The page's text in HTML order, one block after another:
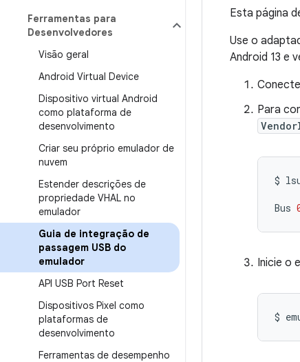
Ferramentas para
Desenvolvedores
Visão geral
Android Virtual Device
Dispositivo virtual Android
como plataforma de
desenvolvimento
Criar seu próprio emulador de
nuvem
Estender descrições de
propriedade VHAL no
emulador
Guia de integração de
passagem USB do
emulador
API USB Port Reset
Dispositivos Pixel como
plataformas de
desenvolvimento
Ferramentas de desempenho
Esta página
Use o
Android 13 e
Para
$
Bus
Inicie o
$